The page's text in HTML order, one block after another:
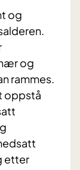
og
og
rammes.
oppstå
etter